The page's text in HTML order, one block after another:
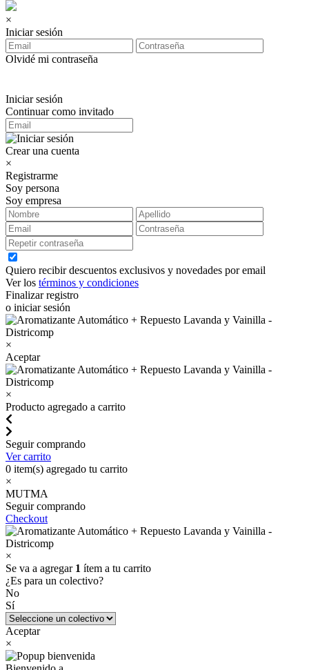
×
Iniciar sesión
Olvidé mi contraseña
Iniciar sesión
Continuar como invitado
Crear una cuenta
×
Registrarme
Soy persona
Soy empresa
Quiero recibir descuentos exclusivos y novedades por email
Ver los términos y condiciones
Finalizar registro
o iniciar sesión
×
Aceptar
×
Producto agregado a carrito
Seguir comprando
Ver carrito
0 item(s) agregado tu carrito
×
MUTMA
Seguir comprando
Checkout
×
Se va a agregar 1 ítem a tu carrito
¿Es para un colectivo?
No
Sí
Aceptar
×